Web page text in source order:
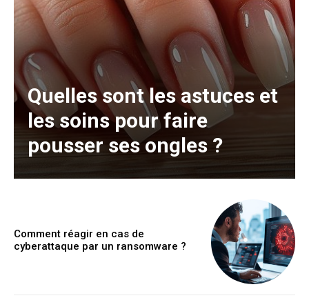
Quelles sont les astuces et
les soins pour faire
pousser ses ongles ?
Comment réagir en cas de
cyberattaque par un ransomware ?